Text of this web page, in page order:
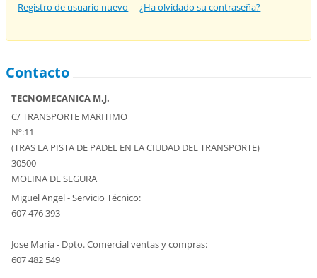
Registro de usuario nuevo ¿Ha olvidado su contraseña?
Contacto
TECNOMECANICA M.J.
C/ TRANSPORTE MARITIMO
Nº:11
(TRAS LA PISTA DE PADEL EN LA CIUDAD DEL TRANSPORTE)
30500
MOLINA DE SEGURA
Miguel Angel - Servicio Técnico:
607 476 393
Jose Maria - Dpto. Comercial ventas y compras:
607 482 549